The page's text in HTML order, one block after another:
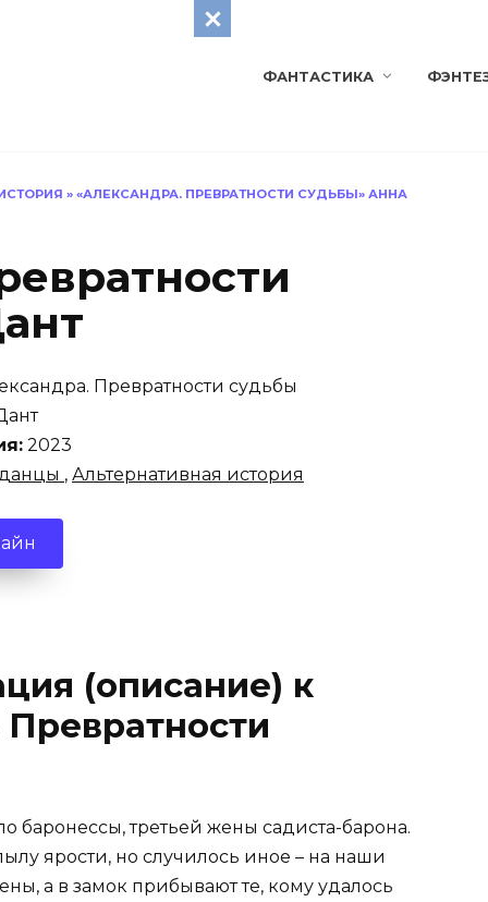
ФАНТАСТИКА
» «АЛЕКСАНДРА. ПРЕВРАТНОСТИ СУДЬБЫ» АННА
Превратности судьбы
2023
, Альтернативная история
(описание) к
баронессы, третьей жены садиста-барона.
ярости, но случилось иное – на наши
а в замок прибывают те, кому удалось